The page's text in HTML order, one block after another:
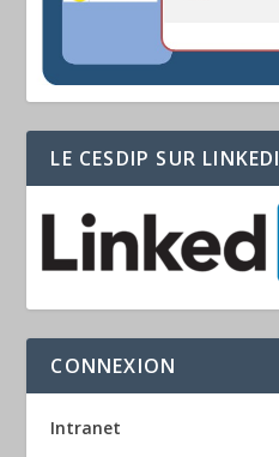
LE CESDIP SUR
CONNEXION
Intranet